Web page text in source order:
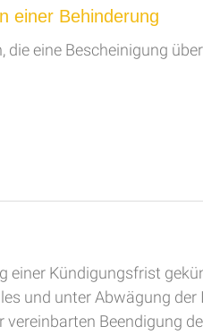
einer Behinderung
eine Bescheinigung
Kündigungsfrist
und unter Abwägung
Beendigung